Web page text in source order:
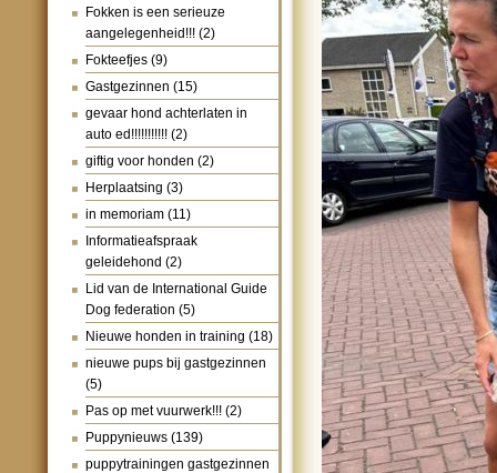
Fokken is een serieuze
aangelegenheid!!! (2)
Fokteefjes (9)
Gastgezinnen (15)
gevaar hond achterlaten in
auto ed!!!!!!!!!!! (2)
giftig voor honden (2)
Herplaatsing (3)
in memoriam (11)
Informatieafspraak
geleidehond (2)
Lid van de International Guide
Dog federation (5)
Nieuwe honden in training (18)
nieuwe pups bij gastgezinnen
(5)
Pas op met vuurwerk!!! (2)
Puppynieuws (139)
puppytrainingen gastgezinnen